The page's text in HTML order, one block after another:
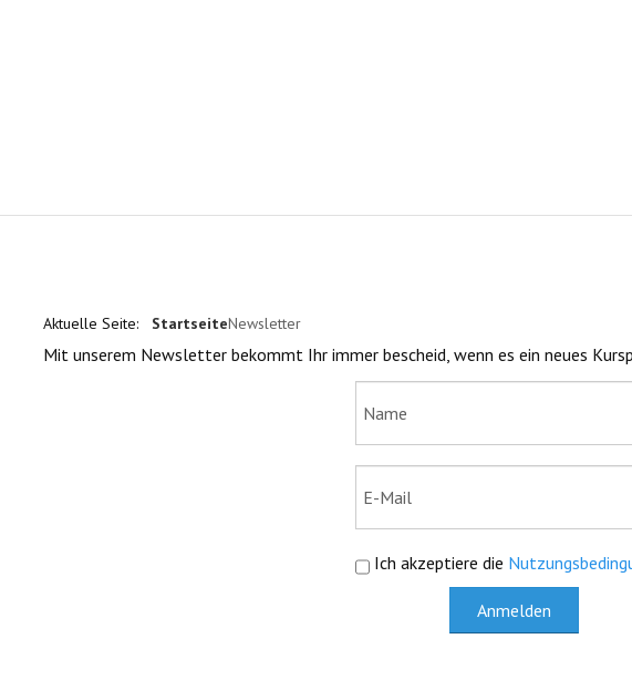
Aktuelle Seite: StartseiteNewsletter
Mit unserem Newsletter bekommt Ihr immer bescheid, wenn es ein neues
Ich akzeptiere die